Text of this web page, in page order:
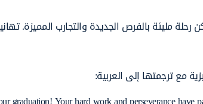
مليئة بالفرص الجديدة والتجارب المميزة.
مع ترجمتها إلى العربية: